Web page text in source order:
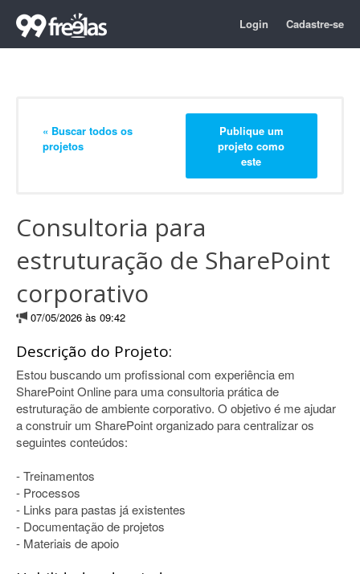
Login Cadastre-se
« Buscar todos os
projetos
Publique um
projeto como
este
Consultoria para
estruturação de SharePoint
corporativo
07/05/2026 às 09:42
Descrição do Projeto:
Estou buscando um profissional com experiência em
SharePoint Online para uma consultoria prática de
estruturação de ambiente corporativo. O objetivo é me ajudar
a construir um SharePoint organizado para centralizar os
seguintes conteúdos:
- Treinamentos
- Processos
- Links para pastas já existentes
- Documentação de projetos
- Materiais de apoio